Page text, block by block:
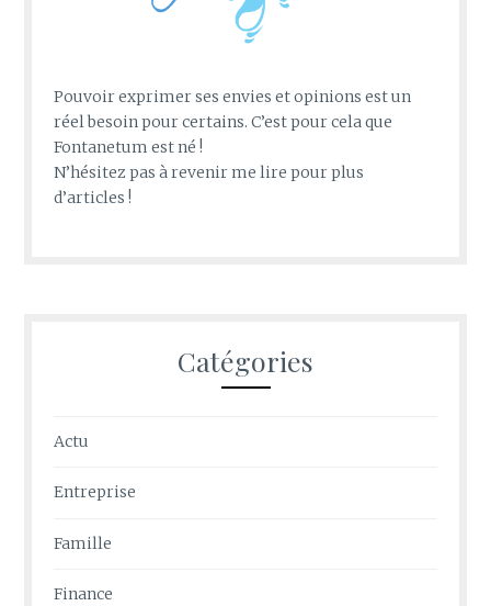
Pouvoir exprimer ses envies et opinions est un
réel besoin pour certains. C’est pour cela que
Fontanetum est né !
N’hésitez pas à revenir me lire pour plus
d’articles !
Catégories
Actu
Entreprise
Famille
Finance